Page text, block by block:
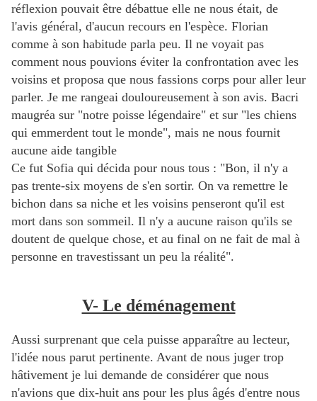
réflexion pouvait être débattue elle ne nous était, de
l'avis général, d'aucun recours en l'espèce. Florian
comme à son habitude parla peu. Il ne voyait pas
comment nous pouvions éviter la confrontation avec les
voisins et proposa que nous fassions corps pour aller leur
parler. Je me rangeai douloureusement à son avis. Bacri
maugréa sur "notre poisse légendaire" et sur "les chiens
qui emmerdent tout le monde", mais ne nous fournit
aucune aide tangible
Ce fut Sofia qui décida pour nous tous : "Bon, il n'y a
pas trente-six moyens de s'en sortir. On va remettre le
bichon dans sa niche et les voisins penseront qu'il est
mort dans son sommeil. Il n'y a aucune raison qu'ils se
doutent de quelque chose, et au final on ne fait de mal à
personne en travestissant un peu la réalité".
V- Le déménagement
Aussi surprenant que cela puisse apparaître au lecteur,
l'idée nous parut pertinente. Avant de nous juger trop
hâtivement je lui demande de considérer que nous
n'avions que dix-huit ans pour les plus âgés d'entre nous